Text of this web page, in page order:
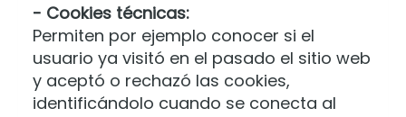
- Cookies técnicas:
Permiten por ejemplo conocer si el
usuario ya visitó en el pasado el sitio web
y aceptó o rechazó las cookies,
identificándolo cuando se conecta al